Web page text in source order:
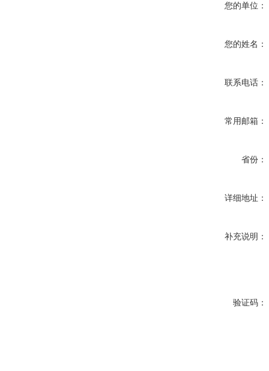
您的单位：
您的姓名：
联系电话：
常用邮箱：
省份：
详细地址：
补充说明：
验证码：